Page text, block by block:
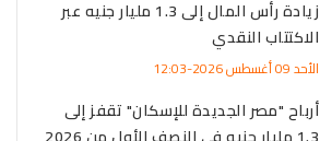
زيادة رأس المال إلى 1.3 مليار جنيه عبر
الاكتتاب النقدي
الأحد 09 أغسطس 2026-12:03
أرباح "مصر الجديدة للإسكان" تقفز إلى